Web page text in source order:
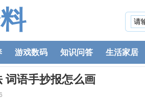
游戏数码 知识问答 生活家居
词语手抄报怎么画